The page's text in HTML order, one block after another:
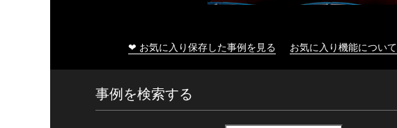
❤ お気に入り保存した事例を見る お気に入り機能について
事例を検索する